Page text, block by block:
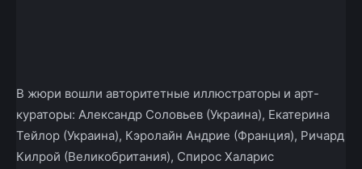
В жюри вошли авторитетные иллюстраторы и арт-
кураторы: Александр Соловьев (Украина), Екатерина
Тейлор (Украина), Кэролайн Андрие (Франция), Ричард
Килрой (Великобритания), Спирос Халарис